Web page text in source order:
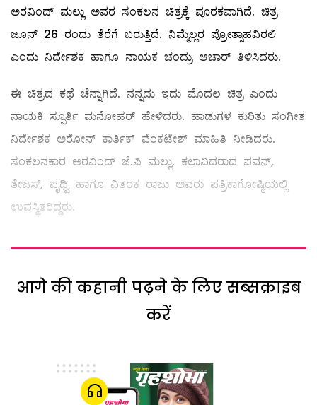
ಅರವಿಂದ್ ಮಲ್ಲು ಅವರ ಸಂಕಲನ ಚಿತ್ರಕ್ಕೆ ಪೂರಕವಾಗಿದೆ‌. ಚಿತ್ರ
ಜೂನ್ 26 ರಂದು ತೆರೆಗೆ ಬರುತ್ತಿದೆ. ನಿಮ್ಮೆಲ್ಲರ ಪ್ರೋತ್ಸಾಹವಿರಲಿ
ಎಂದು ನಿರ್ದೇಶಕ ಹಾಗೂ ನಾಯಕ ಚಂದ್ರು ಆಚಾರ್ ತಿಳಿಸಿದರು. ‌‌‌ ‌
ಈ ಚಿತ್ರದ ಕಥೆ ಚೆನ್ನಾಗಿದೆ. ನನ್ನದು ಇದು ಮೊದಲ ಚಿತ್ರ ಎಂದು
ನಾಯಕಿ ಸ್ಪೂರ್ತಿ ಮನೋಹರ್ ಹೇಳಿದರು. ಹಾಡುಗಳ ಕುರಿತು ಸಂಗೀತ
ನಿರ್ದೇಶಕ ಅರೋನ್ ಕಾರ್ತಿಕ್ ವೆಂಕಟೇಶ್ ಮಾಹಿತಿ ನೀಡಿದರು.
ಸಂಕಲನಕಾರ ಅರವಿಂದ್ ಜೆ.ಪಿ ಮಲ್ಲು, ಕಲಾವಿದರಾದ ಪವನ್,
ತೇಜಸ್, ಪೃಥ್ವಿ ಹಾಗೂ ವಿತರಕ ರಾಜು ಅವರು ಪತ್ರಿಕಾಗೋಷ್ಠಿಯಲ್ಲಿ
ಉಪಸ್ಥಿತರಿದ್ದರು.
आगे की कहानी पढ़ने के लिए सब्सक्राइब
करें